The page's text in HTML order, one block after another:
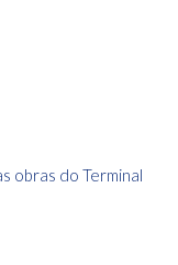
obras do Terminal